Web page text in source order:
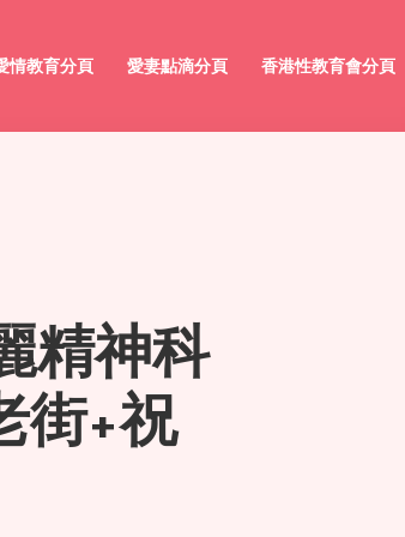
情教育分頁 愛妻點滴分頁 香港性教育會分頁
精神科
街+祝